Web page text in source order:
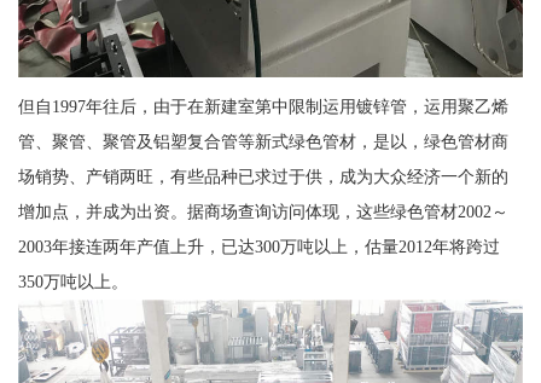
但自1997年往后，由于在新建室第中限制运用镀锌管，运用聚乙烯
管、聚管、聚管及铝塑复合管等新式绿色管材，是以，绿色管材商
场销势、产销两旺，有些品种已求过于供，成为大众经济一个新的
增加点，并成为出资。据商场查询访问体现，这些绿色管材2002～
2003年接连两年产值上升，已达300万吨以上，估量2012年将跨过
350万吨以上。